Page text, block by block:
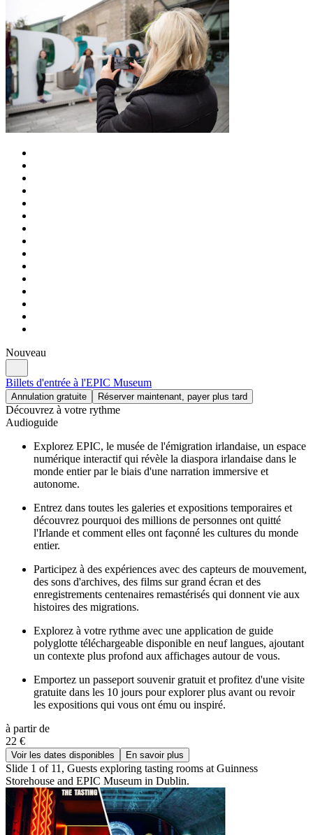
Nouveau
Billets d'entrée à l'EPIC Museum
Annulation gratuite Réserver maintenant, payer plus tard
Découvrez à votre rythme
Audioguide
Explorez EPIC, le musée de l'émigration irlandaise, un espace
numérique interactif qui révèle la diaspora irlandaise dans le
monde entier par le biais d'une narration immersive et
autonome.
Entrez dans toutes les galeries et expositions temporaires et
découvrez pourquoi des millions de personnes ont quitté
l'Irlande et comment elles ont façonné les cultures du monde
entier.
Participez à des expériences avec des capteurs de mouvement,
des sons d'archives, des films sur grand écran et des
enregistrements centenaires remastérisés qui donnent vie aux
histoires des migrations.
Explorez à votre rythme avec une application de guide
polyglotte téléchargeable disponible en neuf langues, ajoutant
un contexte plus profond aux affichages autour de vous.
Emportez un passeport souvenir gratuit et profitez d'une visite
gratuite dans les 10 jours pour explorer plus avant ou revoir
les expositions qui vous ont ému ou inspiré.
à partir de
22 €
Voir les dates disponibles En savoir plus
Slide 1 of 11, Guests exploring tasting rooms at Guinness
Storehouse and EPIC Museum in Dublin.